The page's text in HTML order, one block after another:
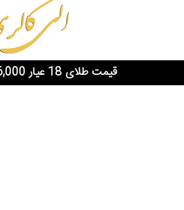
قیمت طلای 18 عیار 18,506,000 تومان